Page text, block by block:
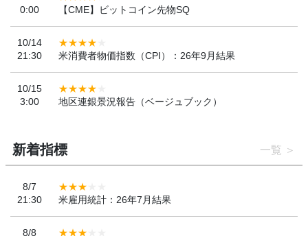
0:00
【CME】ビットコイン先物SQ
10/14
21:30
米消費者物価指数（CPI）：26年9月結果
10/15
3:00
地区連銀景況報告（ベージュブック）
新着指標 一覧
8/7
21:30
米雇用統計：26年7月結果
8/8